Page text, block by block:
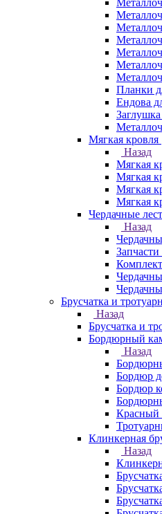
Планки
Ендова
Мягкая кровля
Назад
Мягкая
Мягкая
Мягкая
Мягкая
Чердачные
Назад
Брусчатка и
Назад
Брусчатка и
Бордюрный
Назад
Бордюр
Бордюр
Красный
Клинкерная
Назад